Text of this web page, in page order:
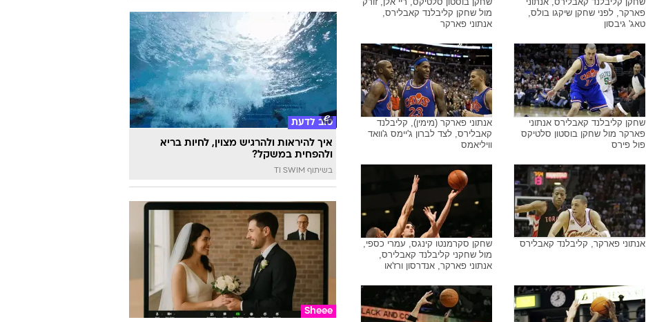
פארקר, לפני שחקן שיקגו בולס,
טאג' גיבסון
מול שחקן קליבלנד קאבלירס,
אנתוני פארקר
שחקן קליבלנד קאבלירס אנתוני
פארקר מול שחקן בוסטון סלטיקס
פול פירס
אנתוני פארקר (מימין), קליבלנד
קאבלירס, לצד לברון ג'יימס ג'וואד
וויליאמס
אנתוני פארקר, קליבלנד קאבלירס
שחקן סקרמנטו קינגס, עמרי כספי,
מול שחקני קליבלנד קאבלירס,
אנתוני פארקר, אנדרסון ורז'או
טוב לדעת
איך להיראות ולהרגיש מצוין, לחיות בריא
ולהפחית במשקל?
בשיתוף TI SWIM
Sheee